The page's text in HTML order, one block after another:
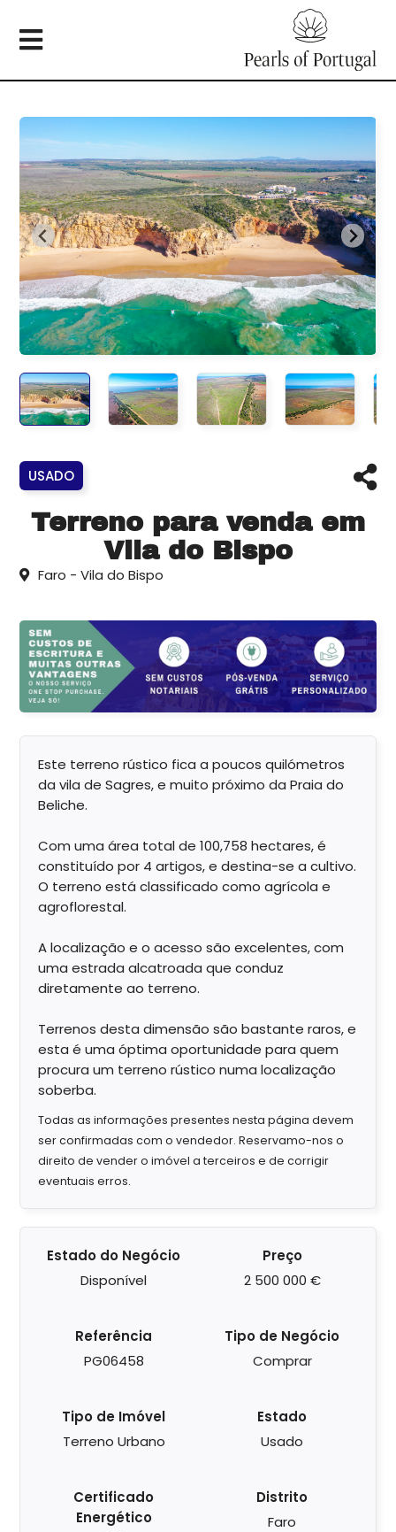
USADO
Terreno para venda em
Vila do Bispo
Faro - Vila do Bispo
Este terreno rústico fica a poucos quilómetros
da vila de Sagres, e muito próximo da Praia do
Beliche.
Com uma área total de 100,758 hectares, é
constituído por 4 artigos, e destina-se a cultivo.
O terreno está classificado como agrícola e
agroflorestal.
A localização e o acesso são excelentes, com
uma estrada alcatroada que conduz
diretamente ao terreno.
Terrenos desta dimensão são bastante raros, e
esta é uma óptima oportunidade para quem
procura um terreno rústico numa localização
soberba.
Todas as informações presentes nesta página devem
ser confirmadas com o vendedor. Reservamo-nos o
direito de vender o imóvel a terceiros e de corrigir
eventuais erros.
Estado do Negócio
Disponível
Preço
2 500 000 €
Referência
PG06458
Tipo de Negócio
Comprar
Tipo de Imóvel
Terreno Urbano
Estado
Usado
Certificado
Energético
Distrito
Faro